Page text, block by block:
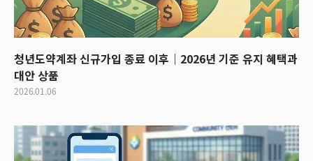
청년도약계좌 신규가입 종료 이후｜2026년 기준 유지 혜택과
대안 상품
2026.01.06